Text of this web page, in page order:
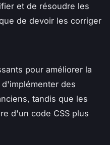
et de résoudre les
de devoir les corriger
pour améliorer la
des
tandis que les
d'un code CSS plus